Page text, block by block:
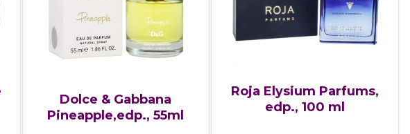
Dolce & Gabbana
Pineapple,edp., 55ml
Roja Elysium Parfums,
edp., 100 ml